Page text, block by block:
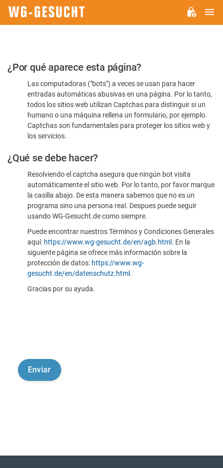
Por
favor,
confirme
humano
¿Por qué aparece esta página?
Las computadoras ("bots") a veces se usan para hacer
entradas automáticas abusivas en una página. Por lo tanto,
todos los sitios web utilizan Captchas para distinguir si un
humano o una máquina rellena un formulario, por ejemplo.
Captchas son fundamentales para proteger los sitios web y
los servicios.
¿Qué se debe hacer?
Resolviendo el captcha asegura que ningún bot visita
automáticamente el sitio web. Por lo tanto, por favor marque
la casilla abajo. De esta manera sabemos que no es un
programa sino una persona real. Despues puede seguir
usando WG-Gesucht.de como siempre.
Puede encontrar nuestros Términos y Condiciones Generales
aquí: https://www.wg-gesucht.de/en/agb.html . En la
siguiente página se ofrece más información sobre la
protección de datos: https://www.wg-
gesucht.de/en/datenschutz.html .
Gracias por su ayuda.